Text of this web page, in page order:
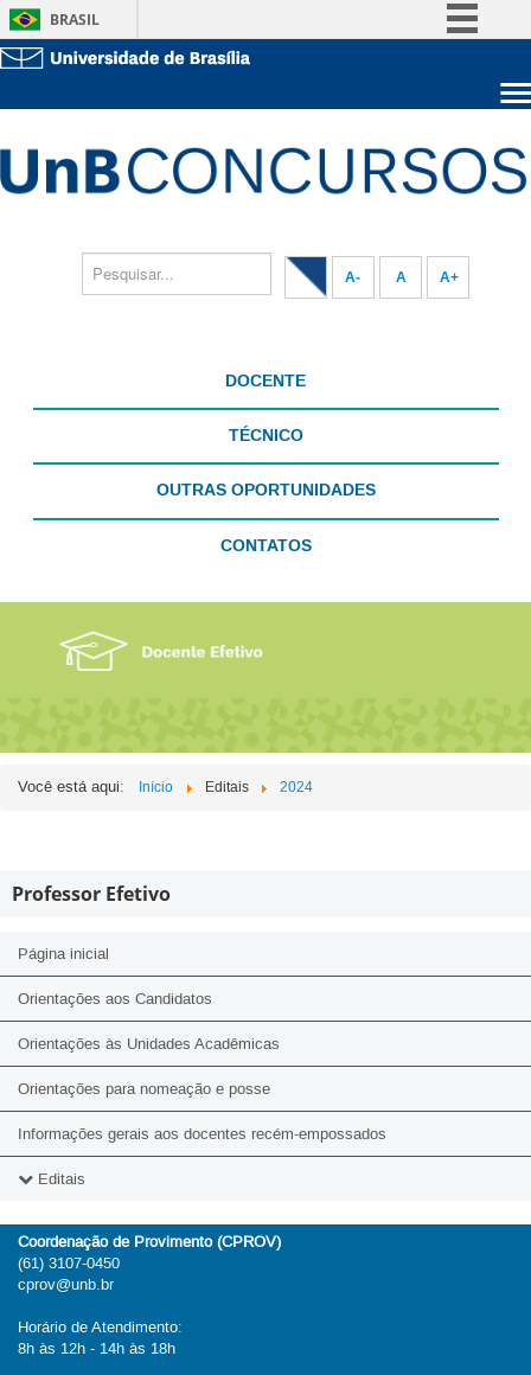
BRASIL
Acesso à informação
Unidades acadêmicas
Estude na UnB
Graduação
Servidor
A- A A+
DOCENTE
TÉCNICO
OUTRAS OPORTUNIDADES
CONTATOS
Você está aqui: Início Editais 2024
Professor Efetivo
Página inicial
Orientações aos Candidatos
Orientações às Unidades Acadêmicas
Orientações para nomeação e posse
Informações gerais aos docentes recém-empossados
Editais
2026
2025
2023
Coordenação de Provimento (CPROV)
(61) 3107-0450
cprov@unb.br
Horário de Atendimento:
8h às 12h - 14h às 18h